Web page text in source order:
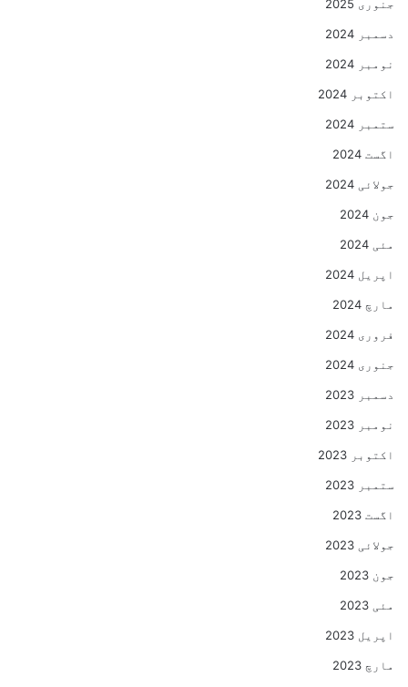
جنوری 2025
دسمبر 2024
نومبر 2024
اکتوبر 2024
ستمبر 2024
اگست 2024
جولائی 2024
جون 2024
مئی 2024
اپریل 2024
مارچ 2024
فروری 2024
جنوری 2024
دسمبر 2023
نومبر 2023
اکتوبر 2023
ستمبر 2023
اگست 2023
جولائی 2023
جون 2023
مئی 2023
اپریل 2023
مارچ 2023